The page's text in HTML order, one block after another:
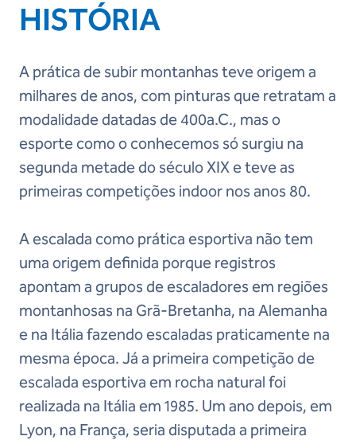
HISTÓRIA
A prática de subir montanhas teve origem a
milhares de anos, com pinturas que retratam a
modalidade datadas de 400a.C., mas o
esporte como o conhecemos só surgiu na
segunda metade do século XIX e teve as
primeiras competições indoor nos anos 80.
A escalada como prática esportiva não tem
uma origem definida porque registros
apontam a grupos de escaladores em regiões
montanhosas na Grã-Bretanha, na Alemanha
e na Itália fazendo escaladas praticamente na
mesma época. Já a primeira competição de
escalada esportiva em rocha natural foi
realizada na Itália em 1985. Um ano depois, em
Lyon, na França, seria disputada a primeira